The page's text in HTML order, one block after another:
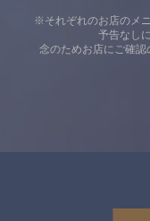
※それぞれのお店のメ
予告なし
念のためお店にご確認